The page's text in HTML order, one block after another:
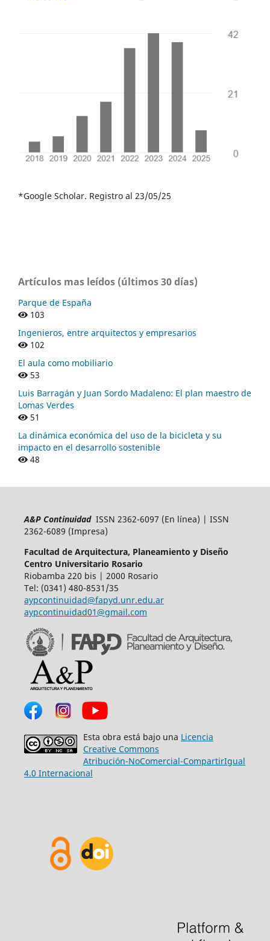
*Google Scholar. Registro al 23/05/25
Artículos mas leídos (últimos 30 días)
Parque de España
103
Ingenieros, entre arquitectos y empresarios
102
El aula como mobiliario
53
Luis Barragán y Juan Sordo Madaleno: El plan maestro de
Lomas Verdes
51
La dinámica económica del uso de la bicicleta y su
impacto en el desarrollo sostenible
48
A&P ContinuidadISSN 2362-6097 (En línea) | ISSN
2362-6089 (Impresa)
Facultad de Arquitectura, Planeamiento y Diseño
Centro Universitario Rosario
Riobamba 220 bis | 2000 Rosario
Tel: (0341) 480-8531/35
aypcontinuidad@fapyd.unr.edu.ar
aypcontinuidad01@gmail.com
Esta obra está bajo una Licencia
Creative Commons
Atribución-NoComercial-CompartirIgual
4.0 Internacional